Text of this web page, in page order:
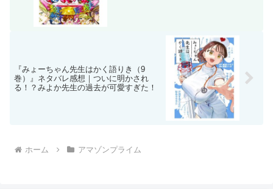
『みょーちゃん先生はかく語りき（9
巻）』ネタバレ感想｜ついに明かされ
る！？みよか先生の過去が可愛すぎた！
ホーム アマゾンプライム